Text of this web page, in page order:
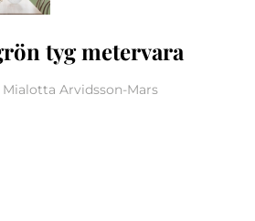
tyg metervara
Arvidsson-Mars